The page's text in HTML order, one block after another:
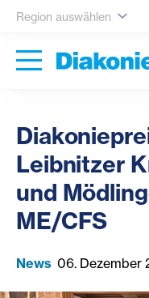
Region auswählen
Leibnitzer
und
ME/CFS
News 06. Dezember